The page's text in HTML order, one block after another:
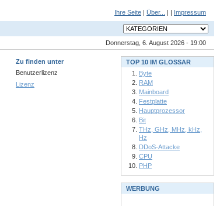
Ihre Seite | Über... | | Impressum
Donnerstag, 6. August 2026 - 19:00
Zu finden unter
Benutzerlizenz
Lizenz
TOP 10 IM GLOSSAR
Byte
RAM
Mainboard
Festplatte
Hauptprozessor
Bit
THz, GHz, MHz, kHz,
Hz
DDoS-Attacke
CPU
PHP
WERBUNG